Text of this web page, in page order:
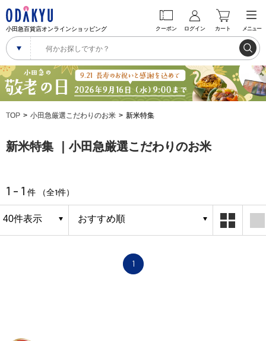
小田急百貨店オンラインショッピング クーポン ログイン カート メニュー
TOP 小田急厳選こだわりのお米 新米特集
新米特集 ｜小田急厳選こだわりのお米
1 - 1 件 （全1件）
1